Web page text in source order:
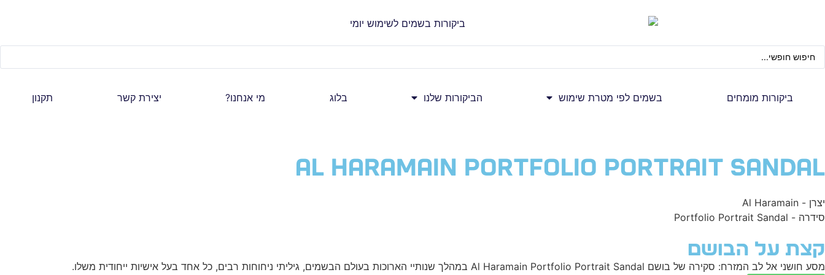
ביקורות מומחים בשמים לפי מטרת שימוש הביקורות שלנו בלוג מי אנחנו? יצירת קשר תקנון
Al Haramain Portfolio Portrait Sandal
יצרן - Al Haramain
סידרה - Portfolio Portrait Sandal
קצת על הבושם
מסע חושני אל לב המזרח: סקירה של בושם Al Haramain Portfolio Portrait Sandal במהלך שנותיי הארוכות בעולם הבשמים, גיליתי ניחוחות רבים, כל אחד בעל אישיות ייחודית משלו.